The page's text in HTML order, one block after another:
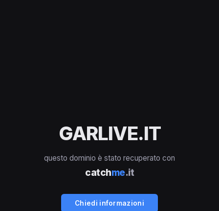
GARLIVE.IT
questo dominio è stato recuperato con
catchme.it
Chiedi informazioni